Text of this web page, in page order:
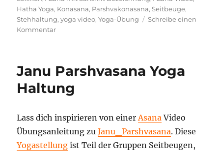
Hatha Yoga, Konasana, Parshvakonasana,Seitbeuge,
Stehhaltung,yoga video,Yoga-Übung
Schreibe einen
Kommentarzu
Janu Parshvasana Yoga
Haltung
Lass dich inspirieren von einer Asana Video
Übungsanleitung zuJanu_Parshvasana. Diese
Yogastellung ist Teil der Gruppen Seitbeugen,